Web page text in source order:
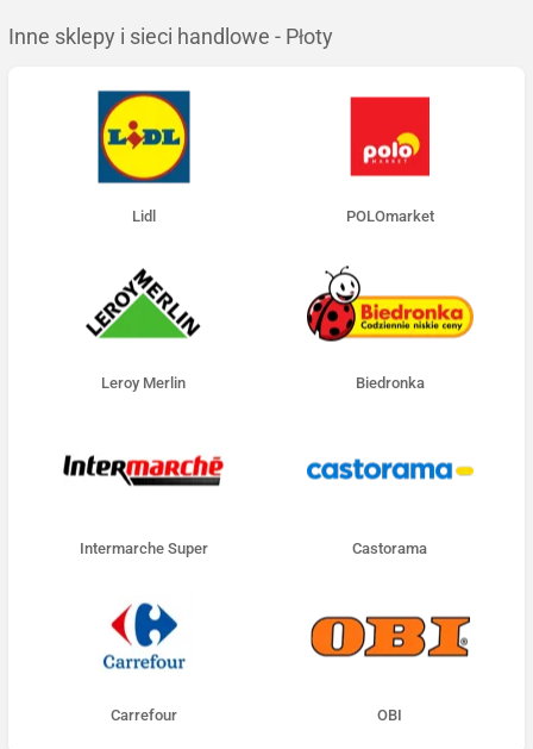
Inne sklepy i sieci handlowe - Płoty
Lidl POLOmarket
Leroy Merlin Biedronka
Intermarche Super Castorama
Carrefour OBI